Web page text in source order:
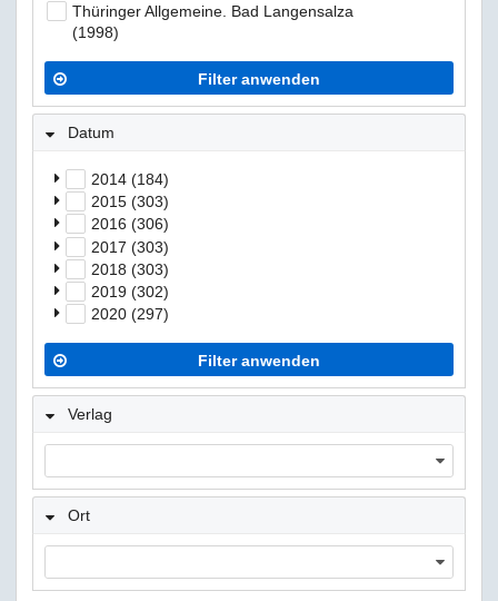
Thüringer Allgemeine. Bad Langensalza
(1998)
Filter anwenden
Datum
2014 (184)
2015 (303)
2016 (306)
2017 (303)
2018 (303)
2019 (302)
2020 (297)
Filter anwenden
Verlag
Ort